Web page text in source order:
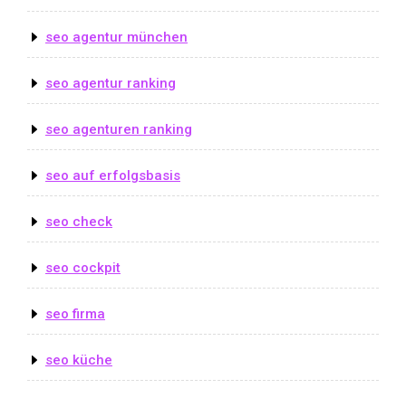
seo agentur münchen
seo agentur ranking
seo agenturen ranking
seo auf erfolgsbasis
seo check
seo cockpit
seo firma
seo küche